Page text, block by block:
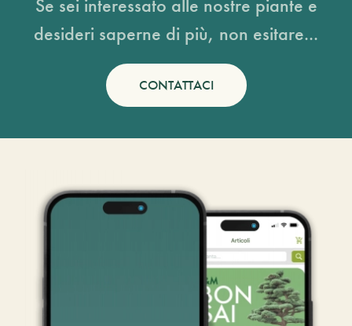
desideri saperne di più, non esitare...
CONTATTACI